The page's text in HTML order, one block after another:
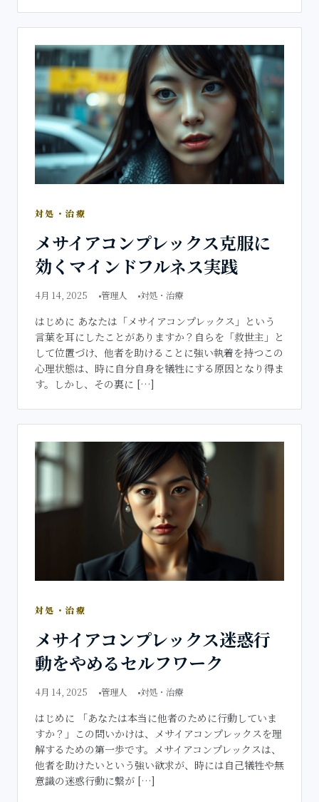
対処・治療
メサイアコンプレックス克服に
効くマインドフルネス実践
4月 14, 2025 管理人 対処・治療
はじめに あなたは「メサイアコンプレックス」という
言葉を耳にしたことがありますか？自らを「救世主」と
して位置づけ、他者を助けることに強い執着を持つこの
心理状態は、時に自分自身を犠牲にする原因となり得ま
す。しかし、その裏に […]
対処・治療
メサイアコンプレックス迷惑行
動をやめるセルフワーク
4月 14, 2025 管理人 対処・治療
はじめに 「あなたは本当に他者のために行動していま
すか？」この問いかけは、メサイアコンプレックスを理
解するための第一歩です。メサイアコンプレックスは、
他者を助けたいという強い欲求が、時には自己犠牲や無
意識の迷惑行動に繋が […]